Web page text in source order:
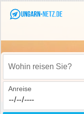
Wohin reisen Sie?
Anreise